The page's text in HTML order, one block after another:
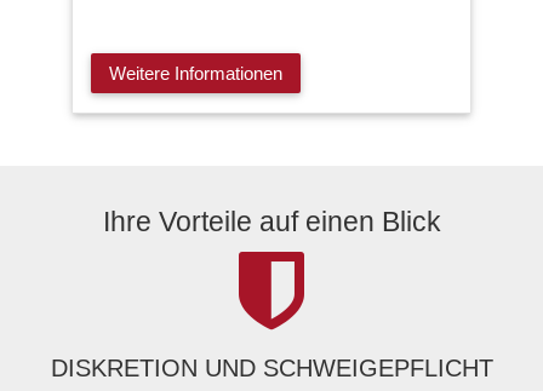
Weitere Informationen
Ihre Vorteile auf einen Blick
DISKRETION UND SCHWEIGEPFLICHT